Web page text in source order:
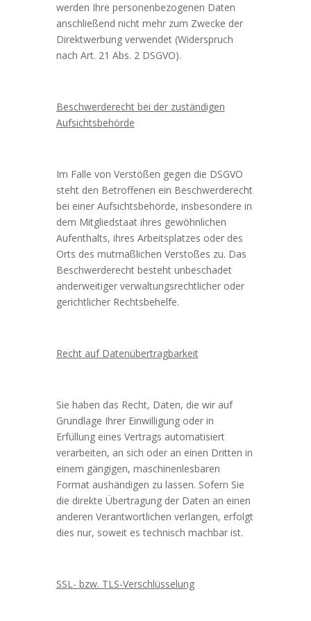
werden Ihre personenbezogenen Daten
anschließend nicht mehr zum Zwecke der
Direktwerbung verwendet (Widerspruch
nach Art. 21 Abs. 2 DSGVO).
Beschwerderecht bei der zuständigen
Aufsichtsbehörde
Im Falle von Verstößen gegen die DSGVO
steht den Betroffenen ein Beschwerderecht
bei einer Aufsichtsbehörde, insbesondere in
dem Mitgliedstaat ihres gewöhnlichen
Aufenthalts, ihres Arbeitsplatzes oder des
Orts des mutmaßlichen Verstoßes zu. Das
Beschwerderecht besteht unbeschadet
anderweitiger verwaltungsrechtlicher oder
gerichtlicher Rechtsbehelfe.
Recht auf Datenübertragbarkeit
Sie haben das Recht, Daten, die wir auf
Grundlage Ihrer Einwilligung oder in
Erfüllung eines Vertrags automatisiert
verarbeiten, an sich oder an einen Dritten in
einem gängigen, maschinenlesbaren
Format aushändigen zu lassen. Sofern Sie
die direkte Übertragung der Daten an einen
anderen Verantwortlichen verlangen, erfolgt
dies nur, soweit es technisch machbar ist.
SSL- bzw. TLS-Verschlüsselung